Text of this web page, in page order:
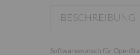
BESCHREIBUNG
Softwarewunsch für